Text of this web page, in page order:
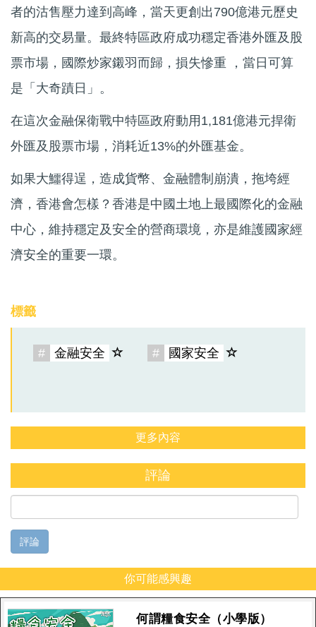
者的沽售壓力達到高峰，當天更創出790億港元歷史
新高的交易量。最終特區政府成功穩定香港外匯及股
票市場，國際炒家鎩羽而歸，損失慘重 ，當日可算
是「大奇蹟日」。
在這次金融保衛戰中特區政府動用1,181億港元捍衛
外匯及股票市場，消耗近13%的外匯基金。
如果大鱷得逞，造成貨幣、金融體制崩潰，拖垮經
濟，香港會怎樣？香港是中國土地上最國際化的金融
中心，維持穩定及安全的營商環境，亦是維護國家經
濟安全的重要一環。
標籤
# 金融安全 # 國家安全
更多內容
評論
評論
你可能感興趣
何謂糧食安全（小學版）